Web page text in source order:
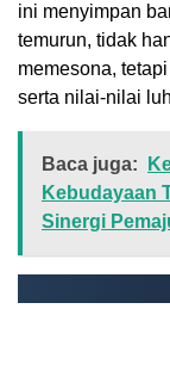
ini menyimpan
temurun, tidak
memesona,
serta nilai-nilai
Baca juga:
Kebudayaan
Sinergi